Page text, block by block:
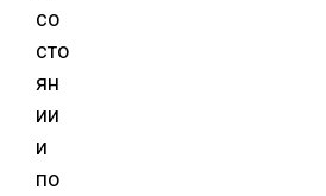
со
сто
ян
ии
и
по